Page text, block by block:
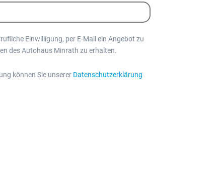
Einwilligung, per E-Mail ein Angebot zu
des Autohaus Minrath zu erhalten.
können Sie unserer Datenschutzerklärung